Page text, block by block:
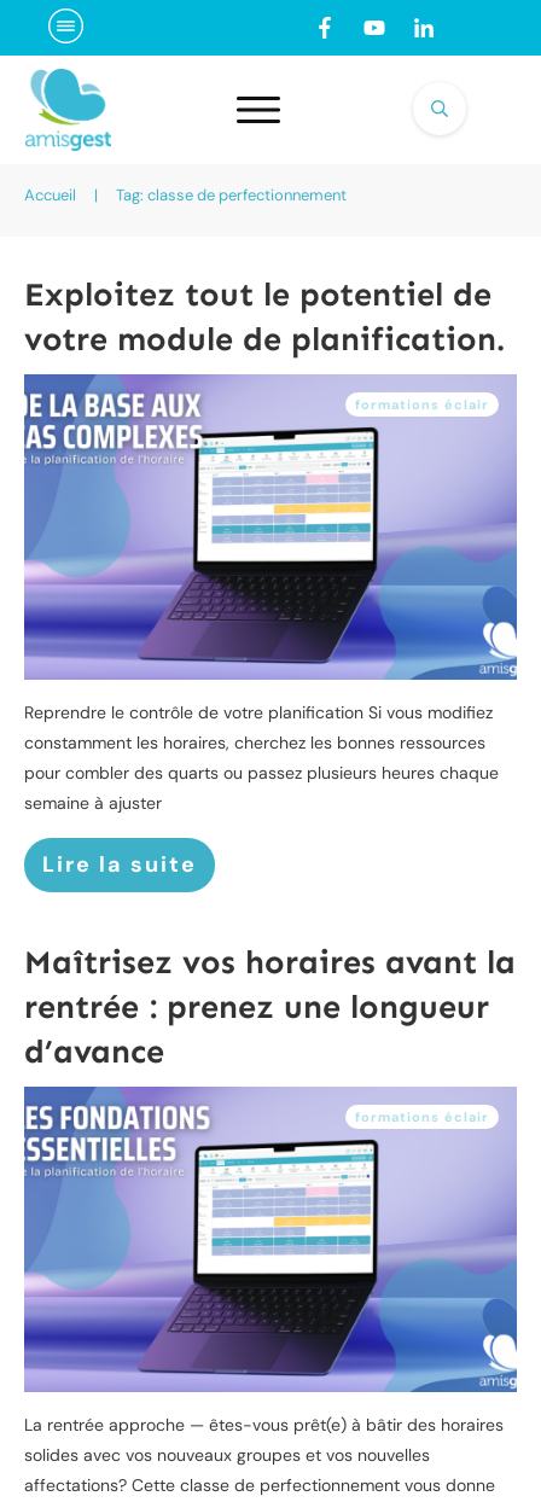
Accueil | Tag: classe de perfectionnement
Exploitez tout le potentiel de
votre module de planification.
formations éclair
Reprendre le contrôle de votre planification Si vous modifiez
constamment les horaires, cherchez les bonnes ressources
pour combler des quarts ou passez plusieurs heures chaque
semaine à ajuster
Lire la suite
Maîtrisez vos horaires avant la
rentrée : prenez une longueur
d’avance
formations éclair
La rentrée approche — êtes-vous prêt(e) à bâtir des horaires
solides avec vos nouveaux groupes et vos nouvelles
affectations? Cette classe de perfectionnement vous donne